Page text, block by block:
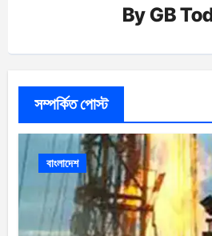
ByGB
সম্পর্কিত পোস্ট
বাংলাদেশ